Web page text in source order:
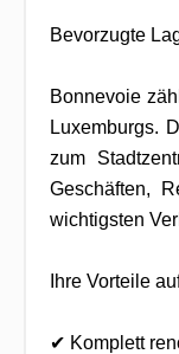
Bevorzugte
Bonnevoie
Luxemburgs.
zum
Geschäften,
wichtigsten
Ihre Vorteile
✔ Komplett